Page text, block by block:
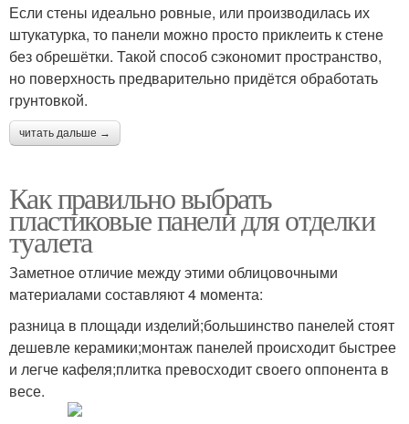
Если стены идеально ровные, или производилась их
штукатурка, то панели можно просто приклеить к стене
без обрешётки. Такой способ сэкономит пространство,
но поверхность предварительно придётся обработать
грунтовкой.
читать дальше →
Как правильно выбрать
пластиковые панели для отделки
туалета
Заметное отличие между этими облицовочными
материалами составляют 4 момента:
разница в площади изделий;большинство панелей стоят
дешевле керамики;монтаж панелей происходит быстрее
и легче кафеля;плитка превосходит своего оппонента в
весе.